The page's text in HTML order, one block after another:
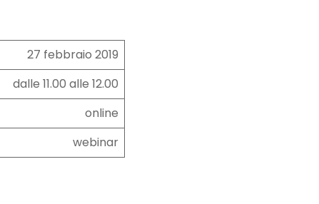
27 febbraio 2019
dalle 11.00 alle 12.00
online
webinar